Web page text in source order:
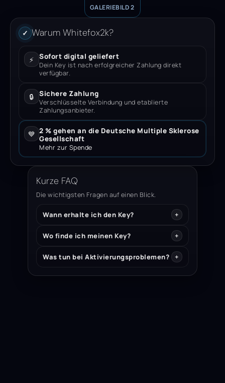
GALERIEBILD 2
✓ Warum Whitefox2k?
⚡ Sofort digital geliefert
Dein Key ist nach erfolgreicher Zahlung direkt
verfügbar.
🔒 Sichere Zahlung
Verschlüsselte Verbindung und etablierte
Zahlungsanbieter.
💙 2 % gehen an die Deutsche Multiple Sklerose
Gesellschaft
Mehr zur Spende
Kurze FAQ
Die wichtigsten Fragen auf einen Blick.
Wann erhalte ich den Key?
Wo finde ich meinen Key?
Was tun bei Aktivierungsproblemen?